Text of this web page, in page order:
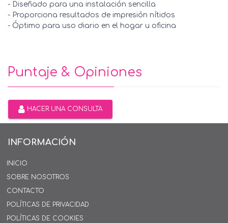
- Diseñado para una instalación sencilla
- Proporciona resultados de impresión nítidos
- Óptimo para uso diario en el hogar u oficina
Puntaje & Opiniones
HACER UNA CONSULTA
INFORMACIÓN
INICIO
SOBRE NOSOTROS
CONTACTO
POLÍTICAS DE PRIVACIDAD
POLÍTICAS DE COOKIES